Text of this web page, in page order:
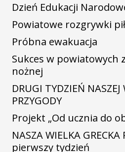
Dzień Edukacji
Powiatowe rozgrywki
Próbna ewakuacja
Sukces w powiatowych
nożnej
DRUGI TYDZIEŃ NASZEJ
PRZYGODY
Projekt „Od ucznia do
NASZA WIELKA GRECKA
pierwszy tydzień